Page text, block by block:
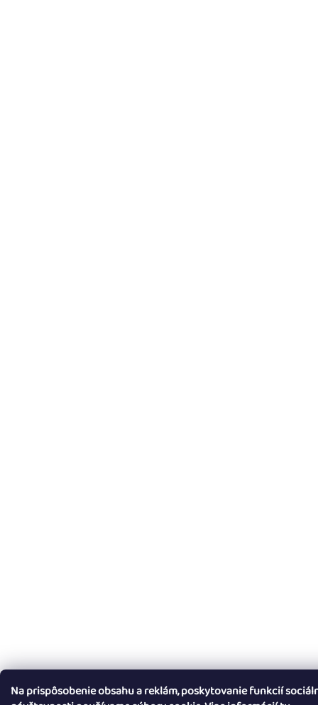
Na prispôsobenie obsahu a reklám, poskytovanie funkcií